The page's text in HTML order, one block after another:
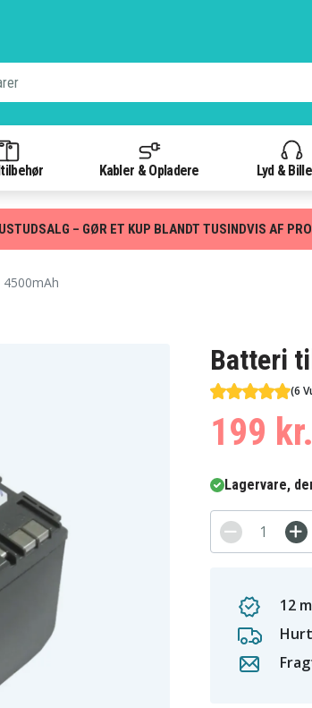
Kabler & Opladere Lyd &
– GØR ET KUP BLANDT TUSINDVIS AF
Batteri
(6
199 kr.
Lagervare,
12